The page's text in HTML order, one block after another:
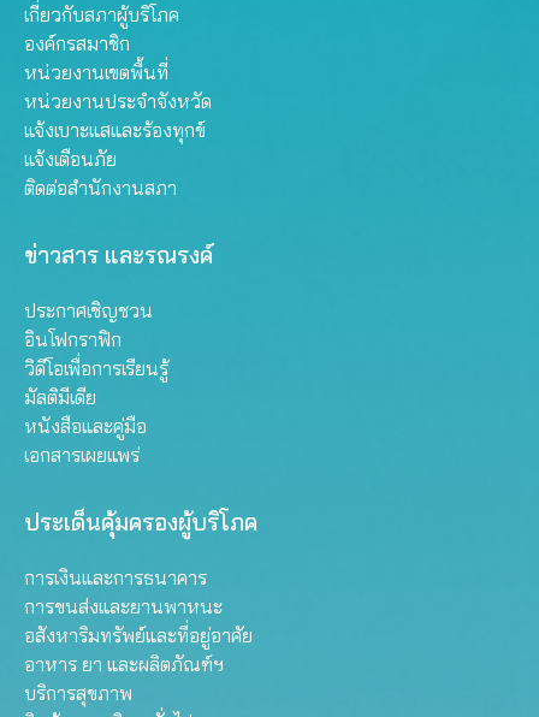
เกี่ยวกับสภาผู้บริโภค
องค์กรสมาชิก
หน่วยงานเขตพื้นที่
หน่วยงานประจำจังหวัด
แจ้งเบาะแสและร้องทุกข์
แจ้งเตือนภัย
ติดต่อสำนักงานสภา
ข่าวสาร และรณรงค์
ประกาศเชิญชวน
อินโฟกราฟิก
วิดีโอเพื่อการเรียนรู้
มัลติมีเดีย
หนังสือและคู่มือ
เอกสารเผยแพร่
ประเด็นคุ้มครองผู้บริโภค
การเงินและการธนาคาร
การขนส่งและยานพาหนะ
อสังหาริมทรัพย์และที่อยู่อาศัย
อาหาร ยา และผลิตภัณฑ์ฯ
บริการสุขภาพ